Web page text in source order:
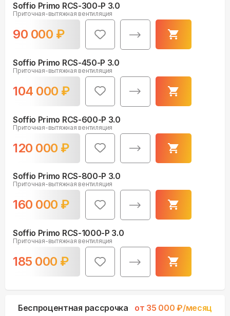
Soffio Primo RCS-300-P 3.0
Приточная-вытяжная вентиляция
90 000 ₽
Soffio Primo RCS-450-P 3.0
Приточная-вытяжная вентиляция
104 000 ₽
Soffio Primo RCS-600-P 3.0
Приточная-вытяжная вентиляция
120 000 ₽
Soffio Primo RCS-800-P 3.0
Приточная-вытяжная вентиляция
160 000 ₽
Soffio Primo RCS-1000-P 3.0
Приточная-вытяжная вентиляция
185 000 ₽
Беспроцентная рассрочка от 35 000 ₽/месяц